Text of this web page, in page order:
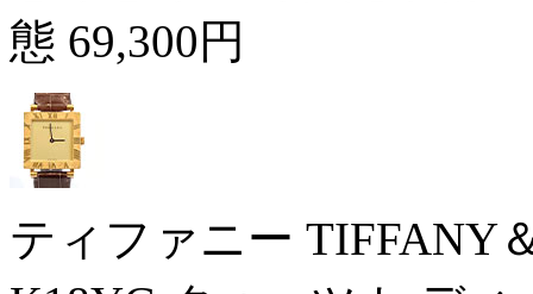
態 69,300円
ティファニー TIFFANY